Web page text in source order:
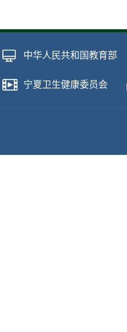
中华人民共和国教育部
宁夏卫生健康委员会